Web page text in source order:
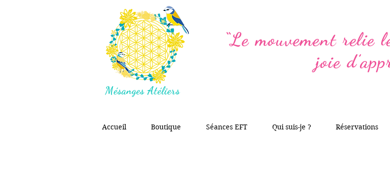
“Le mouvement relie
joie
Mésanges Atéliers
Accueil Boutique Séances EFT Qui suis-je ? Réservations